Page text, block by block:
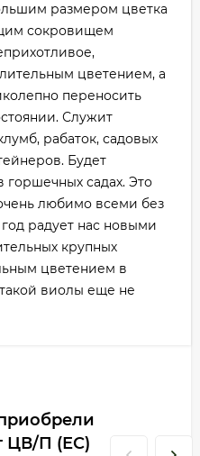
размером цветка
сокровищем
цветением, а
переносить
Служит
рабаток, садовых
Будет
горшечных садах. Это
любимо всеми без
радует нас новыми
крупных
цветением в
виолы еще не
ЦВ/П (ЕС)